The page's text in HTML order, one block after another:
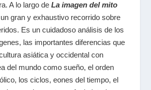
A lo largo deLa imagen del mito
gran y exhaustivo recorrido sobre
Es un cuidadoso análisis de los
las importantes diferencias que
asiática y occidental con
del mundo como sueño, el orden
los ciclos, eones del tiempo, el